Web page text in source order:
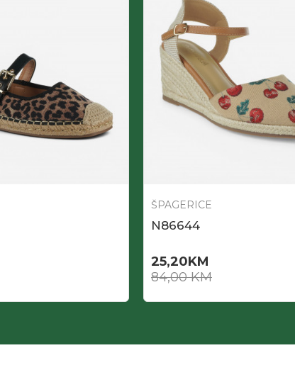
ŠPAGERICE
N86644
25,20KM
84,00KM